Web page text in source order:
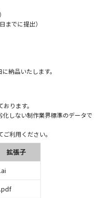
までに提出）
納品いたします。
ります。
しない制作業界標準のデータで
利用ください。
拡張子
.ai
.pdf